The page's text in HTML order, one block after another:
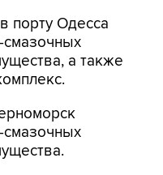
порту Одесса
а также